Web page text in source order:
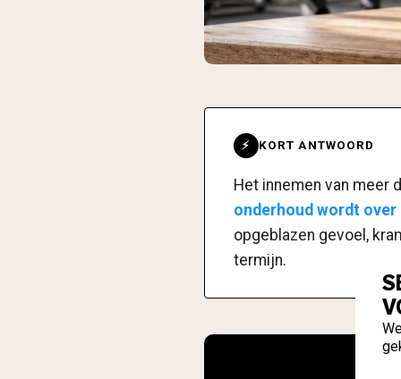
⚡ KORT ANTWOORD
Het innemen van meer
onderhoud wordt over
opgeblazen gevoel,
termijn.